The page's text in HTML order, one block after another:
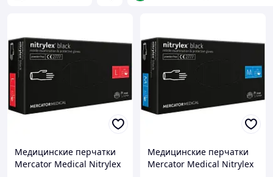
Медицинские перчатки
Mercator Medical Nitrylex
Медицинские перчатки
Mercator Medical Nitrylex